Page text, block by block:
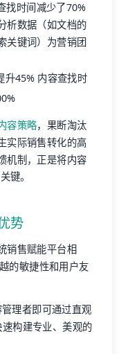
找时间减少了70%
析数据（如文档的
关键词）为营销团
升45% 内容查找时
容策略，果断淘汰
实际销售转化的高
机制，正是将内容
键。
势
销售赋能平台相
的敏捷性和用户友
理者即可通过直观
构建专业、美观的